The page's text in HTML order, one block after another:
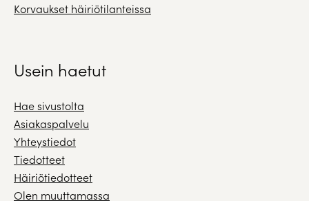
Korvaukset häiriötilanteissa
Usein haetut
Hae sivustolta
Asiakaspalvelu
Yhteystiedot
Tiedotteet
Häiriötiedotteet
Olen muuttamassa